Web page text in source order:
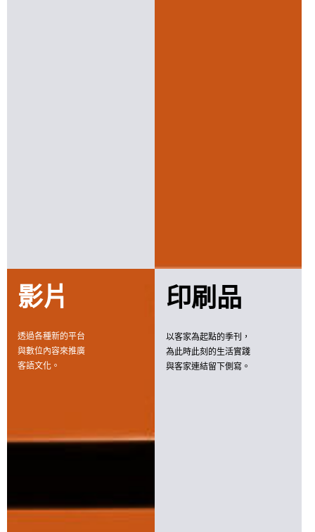
影片
透過各種新的平台
與數位內容來推廣
客語文化。
印刷品
以客家為起點的季刊，
為此時此刻的生活實踐
與客家連結留下側寫。